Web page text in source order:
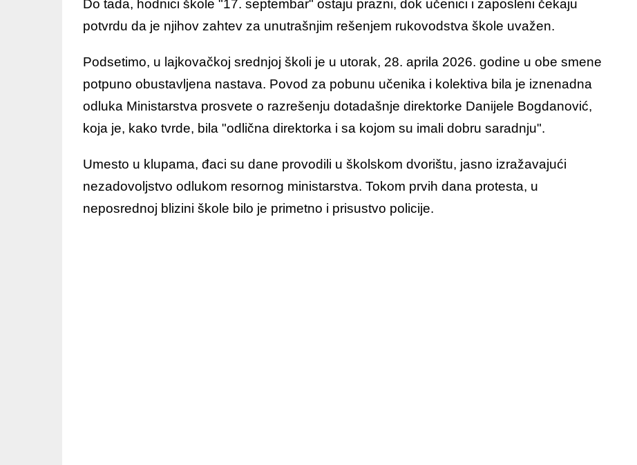
Do tada, hodnici škole "17. septembar" ostaju prazni, dok učenici i zaposleni čekaju
potvrdu da je njihov zahtev za unutrašnjim rešenjem rukovodstva škole uvažen.
Podsetimo, u lajkovačkoj srednjoj školi je u utorak, 28. aprila 2026. godine u obe smene
potpuno obustavljena nastava. Povod za pobunu učenika i kolektiva bila je iznenadna
odluka Ministarstva prosvete o razrešenju dotadašnje direktorke Danijele Bogdanović,
koja je, kako tvrde, bila "odlična direktorka i sa kojom su imali dobru saradnju".
Umesto u klupama, đaci su dane provodili u školskom dvorištu, jasno izražavajući
nezadovoljstvo odlukom resornog ministarstva. Tokom prvih dana protesta, u
neposrednoj blizini škole bilo je primetno i prisustvo policije.